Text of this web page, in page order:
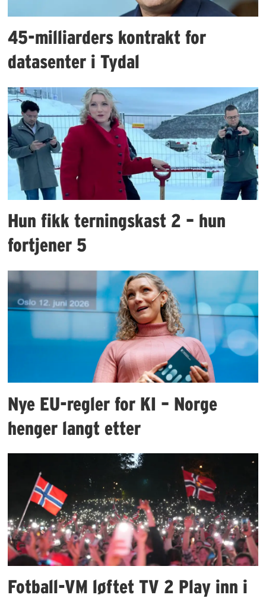
45-milliarders kontrakt for
datasenter i Tydal
Hun fikk terningskast 2 – hun
fortjener 5
Nye EU-regler for KI – Norge
henger langt etter
Fotball-VM løftet TV 2 Play inn i